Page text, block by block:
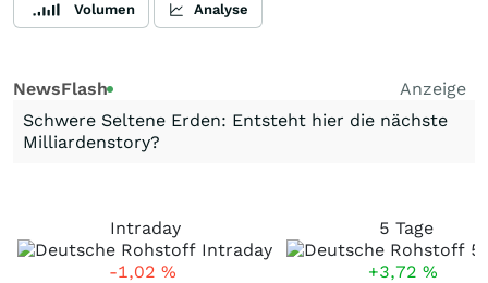
Volumen Analyse
NewsFlash
Anzeige
Schwere Seltene Erden: Entsteht hier die nächste
Milliardenstory?
Intraday
-1,02 %
5 Tage
+3,72 %